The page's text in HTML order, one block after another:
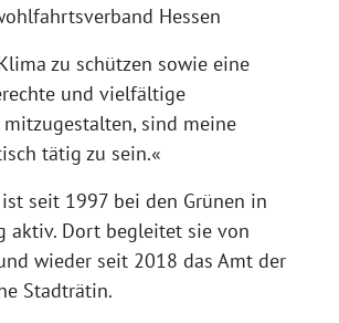
Hessen
zu schützen sowie eine
und vielfältige
mitzugestalten, sind meine
tätig zu sein.«
seit 1997 bei den Grünen in
aktiv. Dort begleitet sie von
wieder seit 2018 das Amt der
Stadträtin.